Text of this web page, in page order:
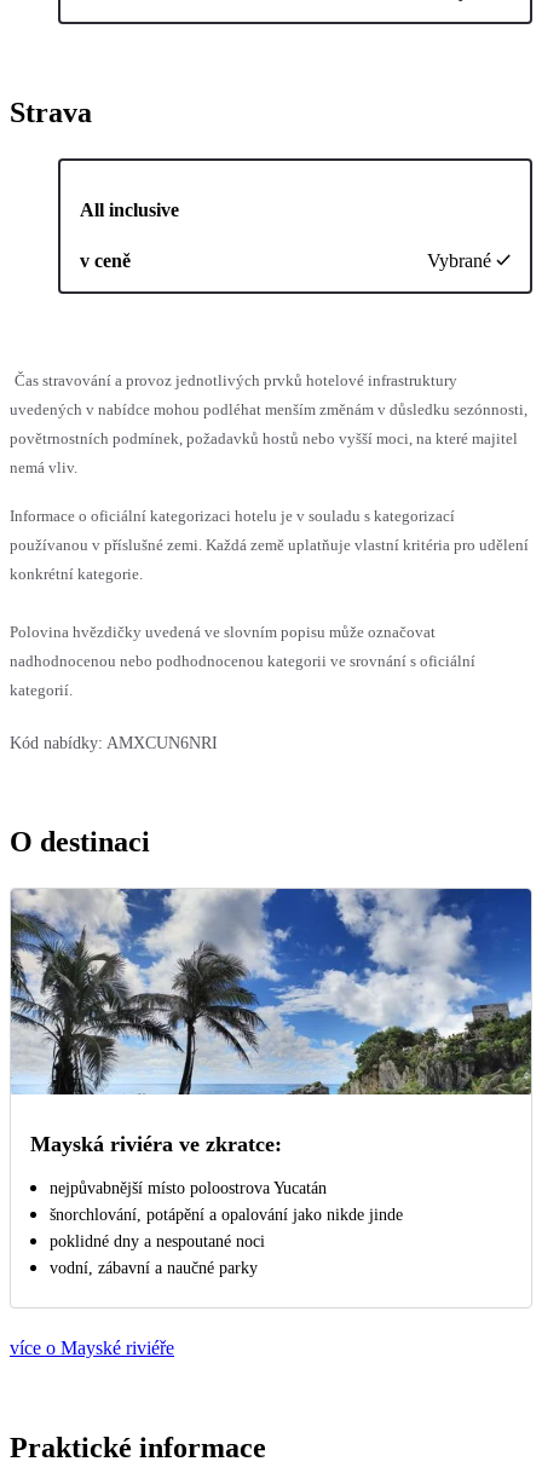
Strava
All inclusive
v ceně Vybrané
Čas stravování a provoz jednotlivých prvků hotelové infrastruktury
uvedených v nabídce mohou podléhat menším změnám v důsledku sezónnosti,
povětrnostních podmínek, požadavků hostů nebo vyšší moci, na které majitel
nemá vliv.
Informace o oficiální kategorizaci hotelu je v souladu s kategorizací
používanou v příslušné zemi. Každá země uplatňuje vlastní kritéria pro udělení
konkrétní kategorie.
Polovina hvězdičky uvedená ve slovním popisu může označovat
nadhodnocenou nebo podhodnocenou kategorii ve srovnání s oficiální
kategorií.
Kód nabídky: AMXCUN6NRI
O destinaci
Mayská riviéra ve zkratce:
nejpůvabnější místo poloostrova Yucatán
šnorchlování, potápění a opalování jako nikde jinde
poklidné dny a nespoutané noci
vodní, zábavní a naučné parky
více o Mayské riviéře
Praktické informace